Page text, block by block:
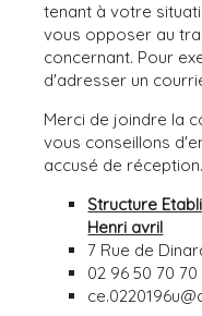
tenant à votre
vous opposer au
concernant. Pour
d'adresser un
Merci de joindre la
vous conseillons
accusé de réception.
Structure
Henri avril
7 Rue de
02 96 50 70 70